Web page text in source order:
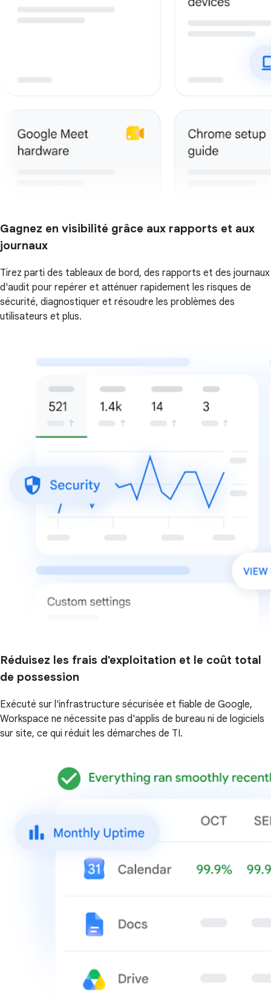
Gagnez en visibilité grâce aux rapports et aux
journaux
Tirez parti des tableaux de bord, des rapports et des journaux
d'audit pour repérer et atténuer rapidement les risques de
sécurité, diagnostiquer et résoudre les problèmes des
utilisateurs et plus.
Réduisez les frais d'exploitation et le coût total
de possession
Exécuté sur l'infrastructure sécurisée et fiable de Google,
Workspace ne nécessite pas d'applis de bureau ni de logiciels
sur site, ce qui réduit les démarches de TI.